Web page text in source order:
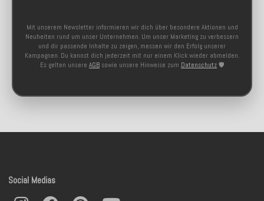
Mit unserem Newsletter informieren wir dich über besondere Aktionen und
Neuheiten rund um unser Unternehmen. Um unser Marketing zu verbessern
und dir passende Inhalte zu zeigen, messen wir den Erfolg unserer
Kampagnen. Du kannst dich jederzeit mit nur einem Klick wieder abmelden.
Es gelten unsere AGB sowie unsere Hinweise zum Datenschutz 🛡️
Social Medias